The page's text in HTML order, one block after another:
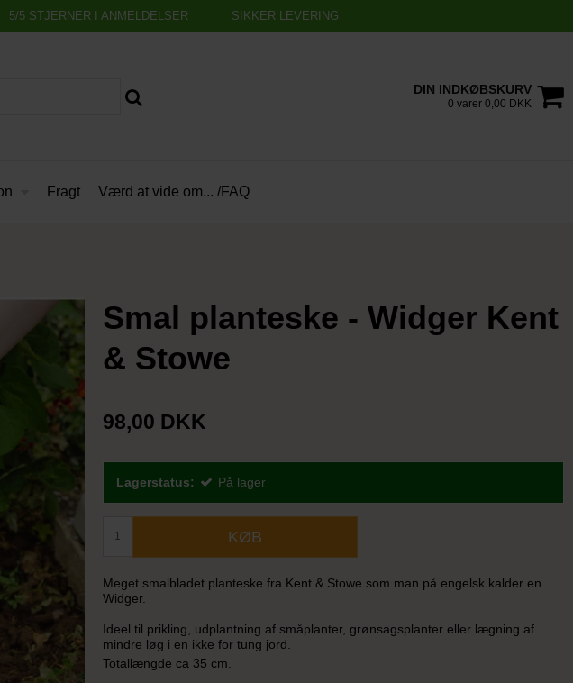
5/5 STJERNER I ANMELDELSER SIKKER LEVERING
DIN INDKØBSKURV
0 varer 0,00 DKK
Fragt Værd at vide om... /FAQ
Smal planteske - Widger Kent
& Stowe
98,00 DKK
Lagerstatus: På lager
KØB
Meget smalbladet planteske fra Kent & Stowe som man på engelsk kalder en
Widger.
Ideel til prikling, udplantning af småplanter, grønsagsplanter eller lægning af
mindre løg i en ikke for tung jord.
Totallængde ca 35 cm.